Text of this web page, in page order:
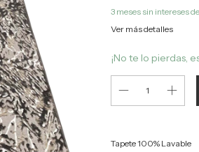
3 meses sin intereses
Ver más detalles
¡No te lo pierdas,
Tapete 100% Lavable